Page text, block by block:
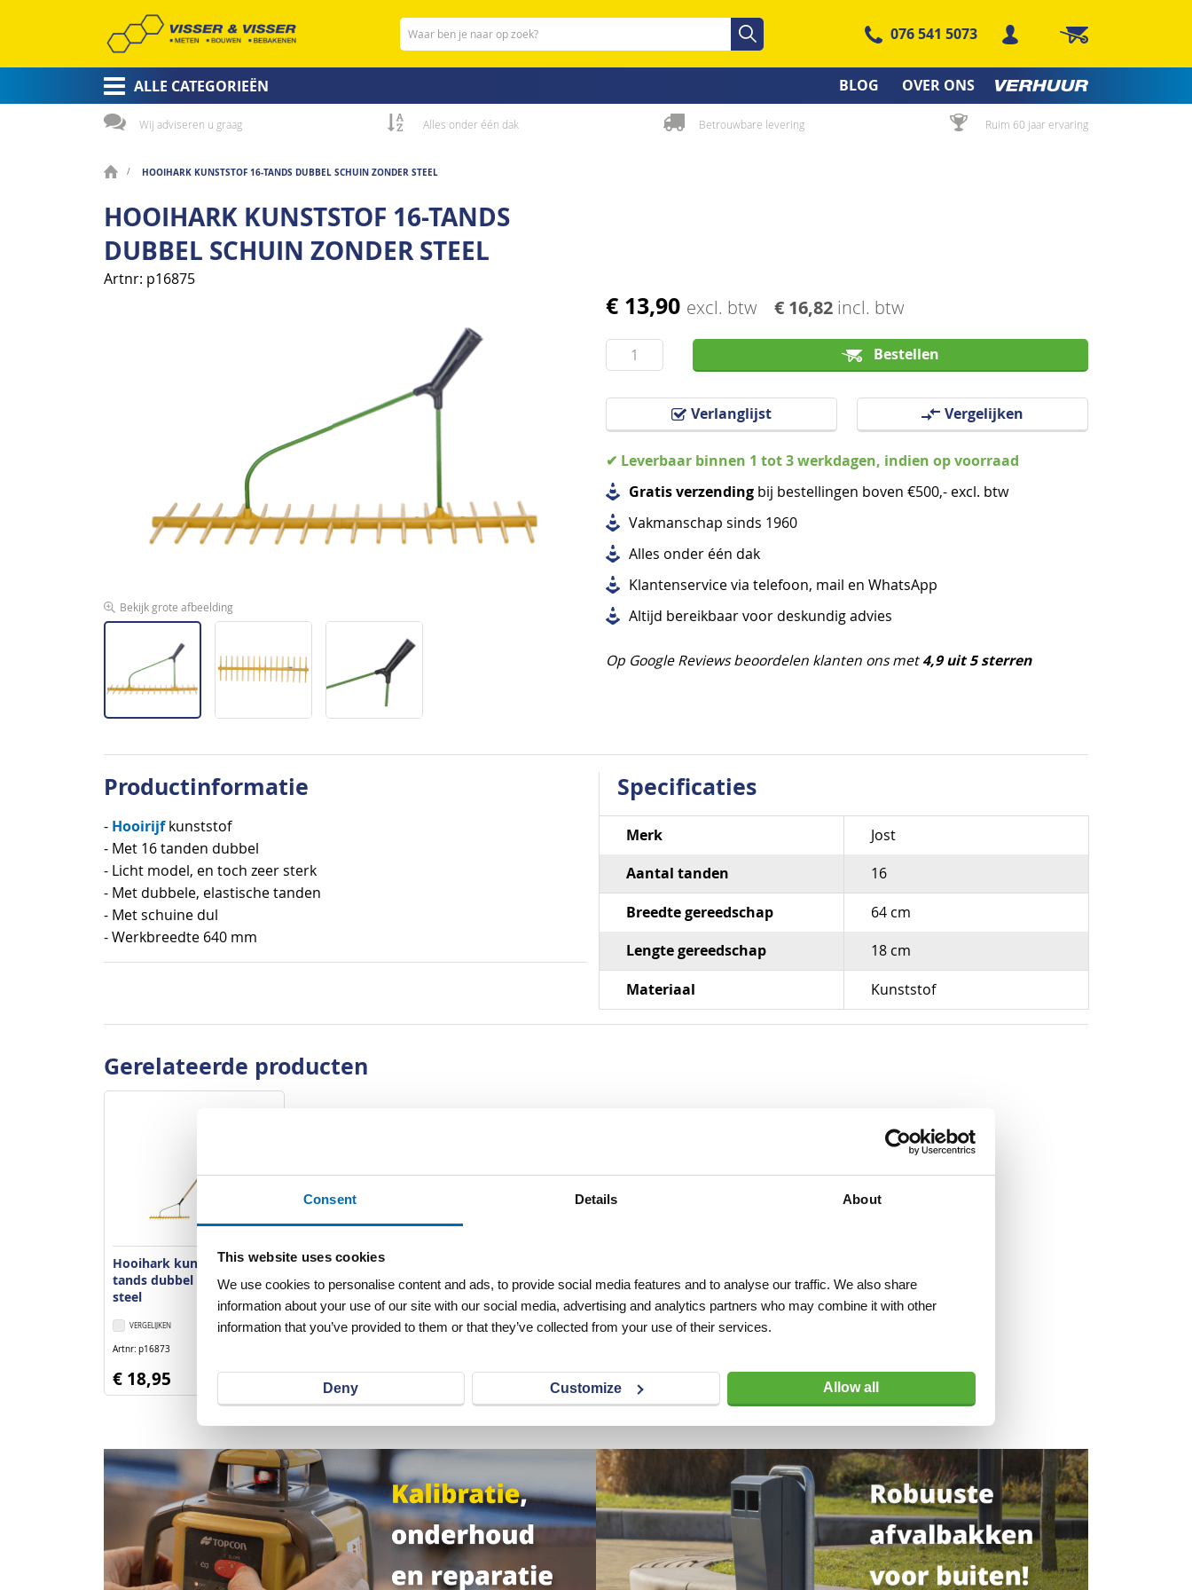
Consent Details About
This website uses cookies
We use cookies to personalise content and ads, to provide social media features and to analyse our traffic. We also share
information about your use of our site with our social media, advertising and analytics partners who may combine it with other
information that you’ve provided to them or that they’ve collected from your use of their services.
Deny Customize Allow all
Zoeken Zoeken
076 541 5073 Winkelwagen
ALLE CATEGORIEËN BLOG OVER ONS
Wij adviseren u graag Alles onder één dak Betrouwbare levering Ruim 60 jaar ervaring
HOOIHARK KUNSTSTOF 16-TANDS DUBBEL SCHUIN ZONDER STEEL
HOOIHARK KUNSTSTOF 16-TANDS
DUBBEL SCHUIN ZONDER STEEL
Artnr p16875
€ 13,90 excl. btw € 16,82 incl. btw
Bestellen
Verlanglijst Vergelijken
✔ Leverbaar binnen 1 tot 3 werkdagen, indien op voorraad
Gratis verzending bij bestellingen boven €500,- excl. btw
Vakmanschap sinds 1960
Alles onder één dak
Klantenservice via telefoon, mail en WhatsApp
Altijd bereikbaar voor deskundig advies
Op Google Reviews beoordelen klanten ons met4,9 uit 5 sterren
Bekijk grote afbeelding
het
van
de
afbeeldingen-
gallerij
Productinformatie
- Hooirijfkunststof
- Met 16 tanden dubbel
- Licht model, en toch zeer sterk
- Met dubbele, elastische tanden
- Met schuine dul
- Werkbreedte 640 mm
Specificaties
Specificaties
Merk Jost
Aantal tanden 16
Breedte gereedschap 64 cm
Lengte gereedschap 18 cm
Materiaal Kunststof
Gerelateerde producten
Hooihark kunststof 16-
tands dubbel schuin met
steel
VERLANGLIJST
VERGELIJKEN
Artnr p16873
€ 18,95